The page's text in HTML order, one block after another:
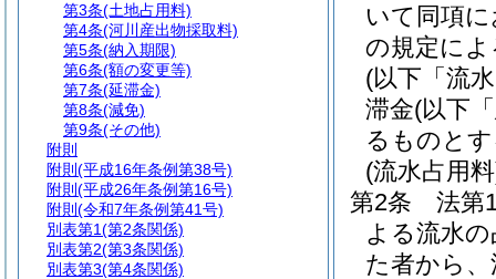
いて同項
の規定によ
(以下「流
滞金(以下
るものと
(流水占用
第2条
法第
よる流水
た者から
第3条(土地占用料)
第4条(河川産出物採取料)
第5条(納入期限)
第6条(額の変更等)
第7条(延滞金)
第8条(減免)
第9条(その他)
附則
附則 (平成16年条例第38号)
附則 (平成26年条例第16号)
附則 (令和7年条例第41号)
別表第1(第2条関係)
別表第2(第3条関係)
別表第3(第4条関係)